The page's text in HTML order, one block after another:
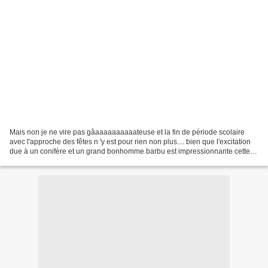
Mais non je ne vire pas gâaaaaaaaaaateuse et la fin de période scolaire
avec l'approche des fêtes n 'y est pour rien non plus.... bien que l'excitation
due à un conifère et un grand bonhomme barbu est impressionnante cette